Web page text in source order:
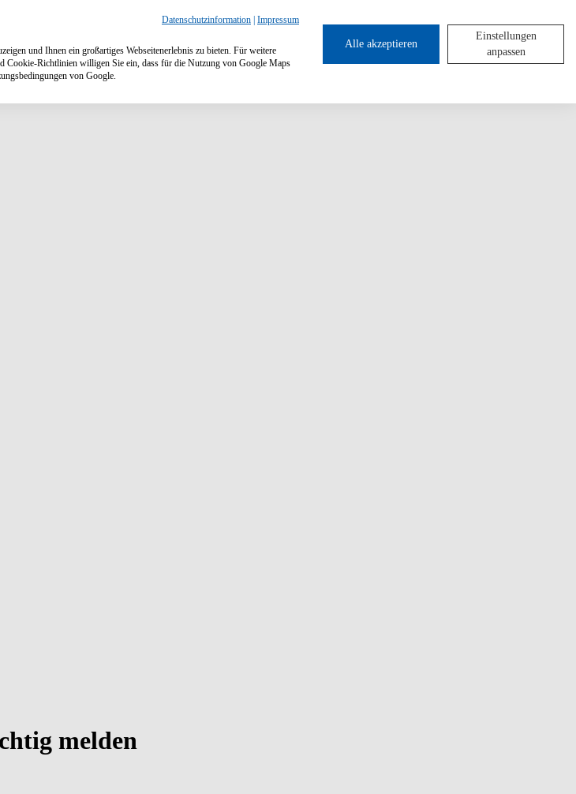
melden
Datenschutzinformation Impressum
und Ihnen ein großartiges Webseitenerlebnis zu bieten. Für weitere
Cookie-Richtlinien willigen Sie ein, dass für die Nutzung von Google Maps
von Google.
Alle akzeptieren
Einstellungen
anpassen